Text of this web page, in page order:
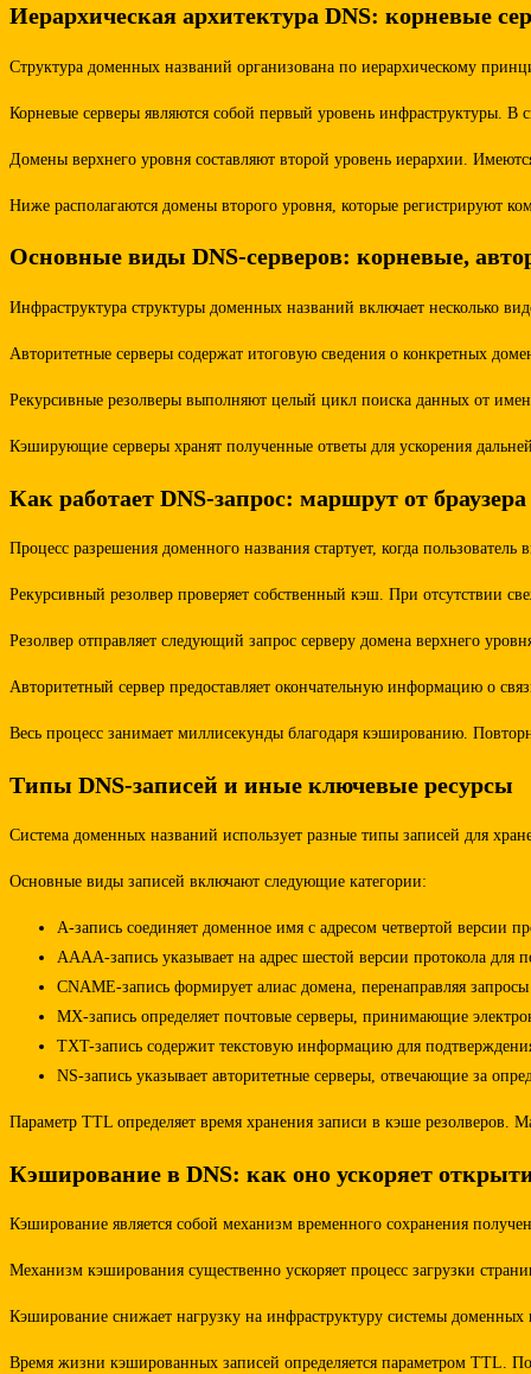
Иерархическая архитектура DNS: корневые
Структура доменных названий организована по иерархическому
Корневые серверы являются собой первый уровень инфраструктуры. В
Домены верхнего уровня составляют второй уровень иерархии.
Ниже располагаются домены второго уровня, которые регистрируют
Основные виды DNS-серверов: корневые,
Инфраструктура структуры доменных названий включает несколько
Авторитетные серверы содержат итоговую сведения о конкретных
Рекурсивные резолверы выполняют целый цикл поиска данных от
Кэширующие серверы хранят полученные ответы для ускорения
Как работает DNS-запрос: маршрут от
Процесс разрешения доменного названия стартует, когда
Рекурсивный резолвер проверяет собственный кэш. При отсутствии
Резолвер отправляет следующий запрос серверу домена верхнего
Авторитетный сервер предоставляет окончательную информацию о
Весь процесс занимает миллисекунды благодаря кэшированию.
Типы DNS-записей и иные ключевые ресурсы
Система доменных названий использует разные типы записей для
Основные виды записей включают следующие категории:
A-запись соединяет доменное имя с адресом четвертой версии
AAAA-запись указывает на адрес шестой версии протокола для
CNAME-запись формирует алиас домена, перенаправляя
MX-запись определяет почтовые серверы, принимающие
TXT-запись содержит текстовую информацию для
NS-запись указывает авторитетные серверы, отвечающие за
Параметр TTL определяет время хранения записи в кэше резолверов.
Кэширование в DNS: как оно ускоряет
Кэширование является собой механизм временного сохранения
Механизм кэширования существенно ускоряет процесс загрузки
Кэширование снижает нагрузку на инфраструктуру системы
Время жизни кэшированных записей определяется параметром TTL.